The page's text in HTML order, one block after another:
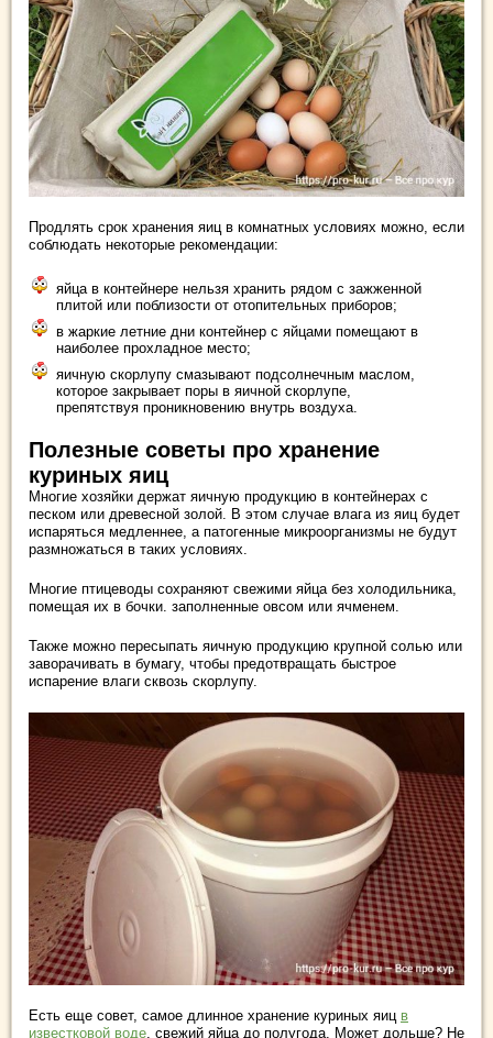
Продлять срок хранения яиц в комнатных условиях можно, если
соблюдать некоторые рекомендации:
яйца в контейнере нельзя хранить рядом с зажженной
плитой или поблизости от отопительных приборов;
в жаркие летние дни контейнер с яйцами помещают в
наиболее прохладное место;
яичную скорлупу смазывают подсолнечным маслом,
которое закрывает поры в яичной скорлупе,
препятствуя проникновению внутрь воздуха.
Полезные советы про хранение
куриных яиц
Многие хозяйки держат яичную продукцию в контейнерах с
песком или древесной золой. В этом случае влага из яиц будет
испаряться медленнее, а патогенные микроорганизмы не будут
размножаться в таких условиях.
Многие птицеводы сохраняют свежими яйца без холодильника,
помещая их в бочки. заполненные овсом или ячменем.
Также можно пересыпать яичную продукцию крупной солью или
заворачивать в бумагу, чтобы предотвращать быстрое
испарение влаги сквозь скорлупу.
Есть еще совет, самое длинное хранение куриных яиц в
известковой воде , свежий яйца до полугода. Может дольше? Не